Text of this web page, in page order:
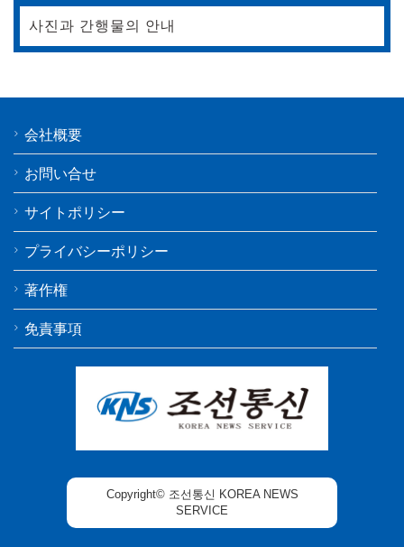
사진과 간행물의 안내
会社概要
お問い合せ
サイトポリシー
プライバシーポリシー
著作権
免責事項
Copyright© 조선통신 KOREA NEWS
SERVICE